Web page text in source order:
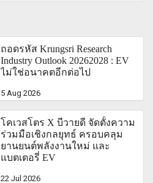
ถอดรหัส Krungsri Research
Industry Outlook 20262028 : EV
ไม่ใช่อนาคตอีกต่อไป
5 Aug 2026
โคเวสโตร X บีวายดี จัดตั้งความ
ร่วมมือเชิงกลยุทธ์ ครอบคลุม
ยานยนต์พลังงานใหม่ และ
แบตเตอรี่ EV
22 Jul 2026